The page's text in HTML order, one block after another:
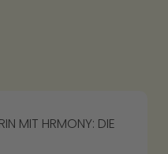
MIT HRMONY: DIE